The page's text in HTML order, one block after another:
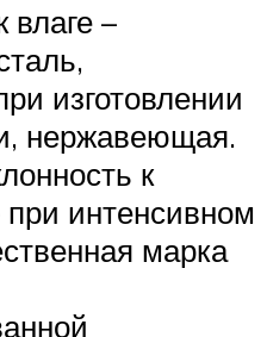
влаге –
изготовлении
нержавеющая.
к
интенсивном
марка